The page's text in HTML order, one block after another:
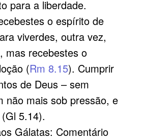
para a liberdade.
o espírito de
viverdes, outra vez,
mas recebestes o
(Rm 8.15). Cumprir
de Deus – sem
não mais sob pressão, e
5.14).
Gálatas: Comentário